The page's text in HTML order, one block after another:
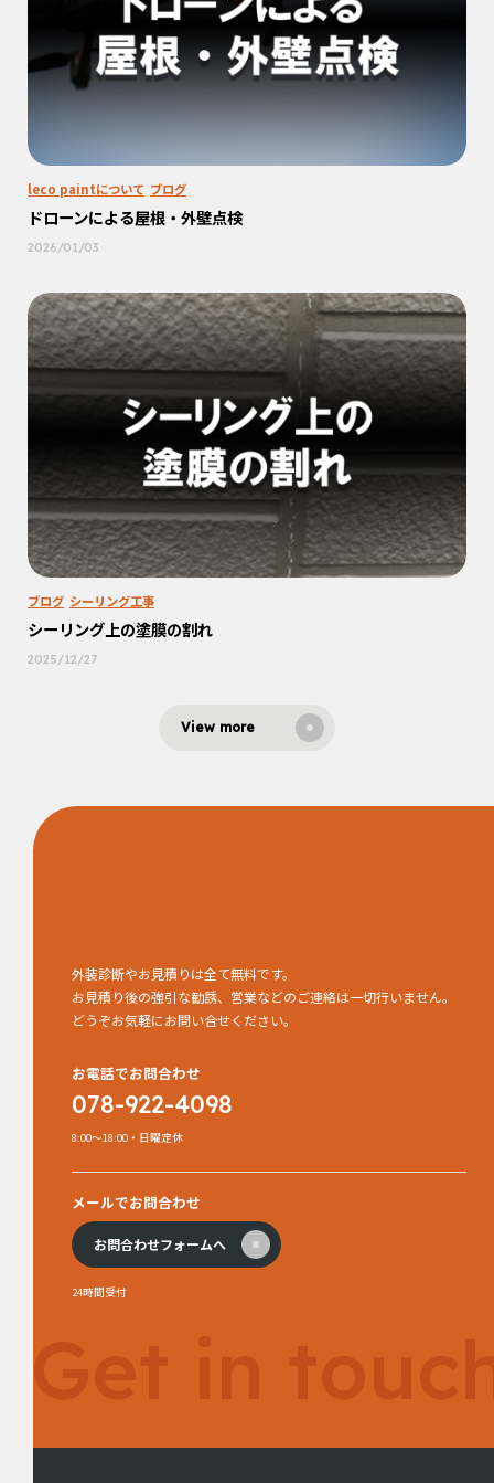
leco paintについて ブログ
ドローンによる屋根・外壁点検
2026/01/03
ブログ シーリング工事
シーリング上の塗膜の割れ
2025/12/27
View more
外装診断やお見積りは全て無料です。
お見積り後の強引な勧誘、営業などのご連絡は一切行いません。
どうぞお気軽にお問い合せください。
お電話でお問合わせ
078-922-4098
8:00～18:00・日曜定休
メールでお問合わせ
お問合わせフォームへ
24時間受付